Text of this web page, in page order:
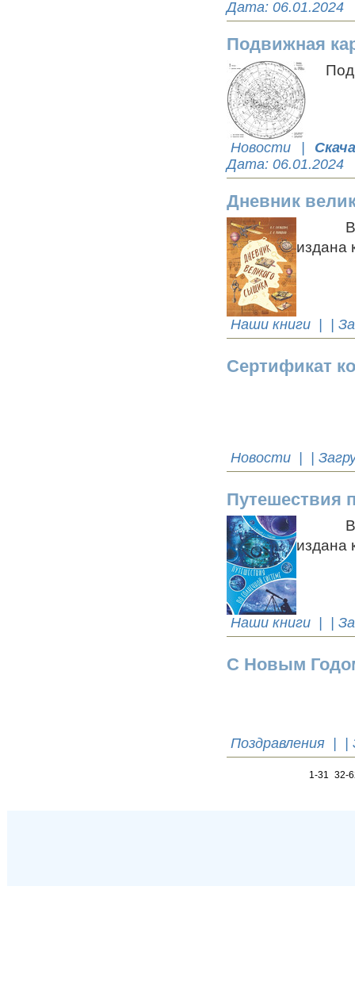
Дата: 06.01.2024
Подвижная
Новости
Дата: 06.01.2024
Дневник
В
издана
Наши книги | |
Сертификат
Новости | |
Путешествия
В
издана
Наши книги | |
С Новым
Поздравления | |
1-31 32-